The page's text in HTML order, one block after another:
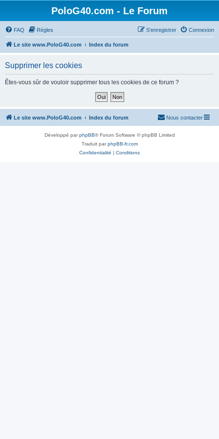
PoloG40.com - Le Forum
FAQ Règles Connexion
S’enregistrer
Le site www.PoloG40.com Index du forum
Supprimer les cookies
Êtes-vous sûr de vouloir supprimer tous les cookies de ce forum ?
Le site www.PoloG40.com Index du forum Nous contacter
Développé parphpBB® Forum Software © phpBB Limited
Traduit parphpBB-fr.com
Confidentialité | Conditions